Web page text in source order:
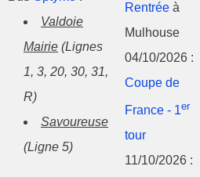
Valdoie
Mairie (Lignes
1, 3, 20, 30, 31,
R)
Savoureuse
(Ligne 5)
Rentrée à
Mulhouse
04/10/2026 :
Coupe de
France - 1er
tour
11/10/2026 :